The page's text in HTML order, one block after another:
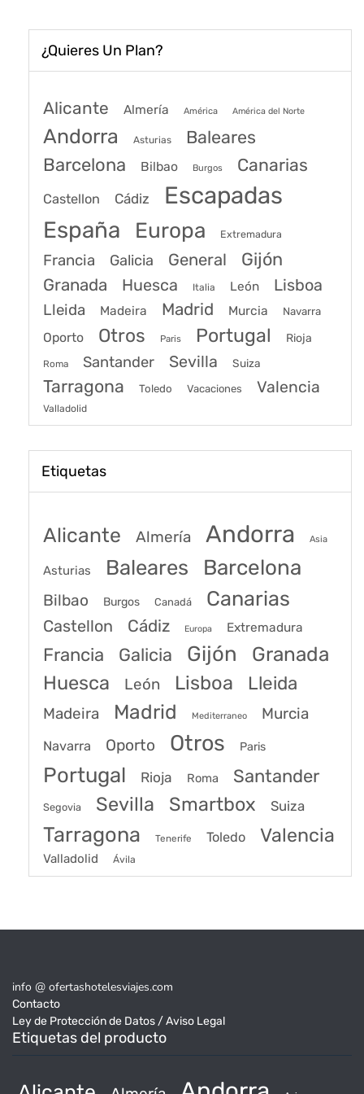
¿Quieres Un Plan?
Alicante Almería América América del Norte
Andorra Asturias Baleares
Barcelona Bilbao Burgos Canarias
Castellon Cádiz Escapadas
España Europa Extremadura
Francia Galicia General Gijón
Granada Huesca Italia León Lisboa
Lleida Madeira Madrid Murcia Navarra
Oporto Otros Paris Portugal Rioja
Roma Santander Sevilla Suiza
Tarragona Toledo Vacaciones Valencia
Valladolid
Etiquetas
Alicante Almería Andorra Asia
Asturias Baleares Barcelona
Bilbao Burgos Canadá Canarias
Castellon Cádiz Europa Extremadura
Francia Galicia Gijón Granada
Huesca León Lisboa Lleida
Madeira Madrid Mediterraneo Murcia
Navarra Oporto Otros Paris
Portugal Rioja Roma Santander
Segovia Sevilla Smartbox Suiza
Tarragona Tenerife Toledo Valencia
Valladolid Ávila
info @ ofertashotelesviajes.com
Contacto
Ley de Protección de Datos / Aviso Legal
Etiquetas del producto